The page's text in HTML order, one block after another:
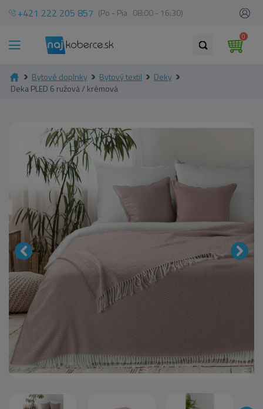
+421 222 205 857 (Po - Pia 08:00 - 16:30)
0
Bytové doplnky Bytový textil
Deky
Deka PLED 6 ružová / krémová